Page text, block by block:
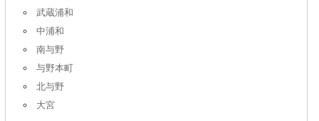
武蔵浦和
中浦和
南与野
与野本町
北与野
大宮